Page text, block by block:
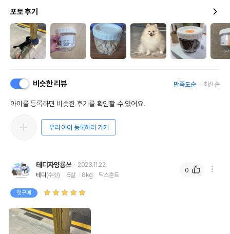
포토 후기
비슷한 리뷰 만족도순 최신순
아이를 등록하면 비슷한 후기를 확인할 수 있어요.
우리 아이 등록하러 가기
테디자양룡쓰
2023.11.22
테디 (수컷) 5살 8kg 닥스훈트
첫구매
0